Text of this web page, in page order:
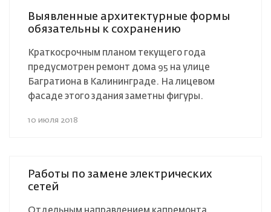
Выявленные архитектурные формы
обязательны к сохранению
Краткосрочным планом текущего года
предусмотрен ремонт дома 95 на улице
Багратиона в Калининграде. На лицевом
фасаде этого здания заметны фигуры.
10 июля 2018
Работы по замене электрических
сетей
Отдельным направлением капремонта